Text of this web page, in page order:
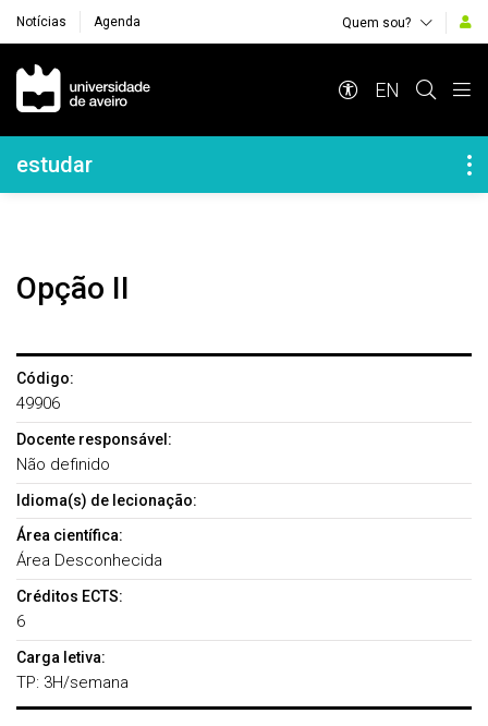
Notícias Agenda Quem sou?
Navegação Principal
EN
Navegação Lateral
estudar
Opção II
Código:
49906
Docente responsável:
Não definido
Idioma(s) de lecionação:
Área científica:
Área Desconhecida
Créditos ECTS:
6
Carga letiva:
TP: 3H/semana